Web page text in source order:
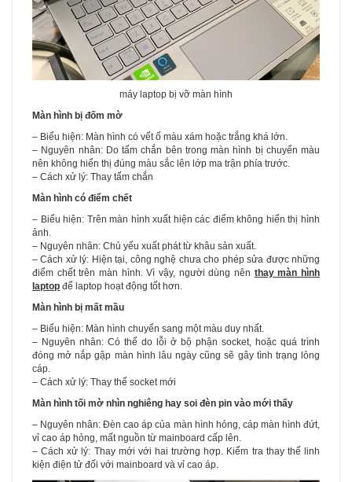
máy laptop bị vỡ màn hình
Màn hình bị đốm mờ
– Biểu hiện: Màn hình có vết ố màu xám hoặc trắng khá lớn.
– Nguyên nhân: Do tấm chắn bên trong màn hình bị chuyển màu
nên không hiển thị đúng màu sắc lên lớp ma trận phía trước.
– Cách xử lý: Thay tấm chắn
Màn hình có điểm chết
– Biểu hiện: Trên màn hình xuất hiện các điểm không hiển thị hình
ảnh.
– Nguyên nhân: Chủ yếu xuất phát từ khâu sản xuất.
– Cách xử lý: Hiện tại, công nghệ chưa cho phép sửa được những
điểm chết trên màn hình. Vì vậy, người dùng nên thay màn hình
laptop để laptop hoạt động tốt hơn.
Màn hình bị mất mầu
– Biểu hiện: Màn hình chuyển sang một màu duy nhất.
– Nguyên nhân: Có thể do lỗi ở bộ phận socket, hoặc quá trình
đóng mở nắp gập màn hình lâu ngày cũng sẽ gây tình trạng lỏng
cáp.
– Cách xử lý: Thay thế socket mới
Màn hình tối mờ nhìn nghiêng hay soi đèn pin vào mới thấy
– Nguyên nhân: Đèn cao áp của màn hình hỏng, cáp màn hình đứt,
vỉ cao áp hỏng, mất nguồn từ mainboard cấp lên.
– Cách xử lý: Thay mới với hai trường hợp. Kiểm tra thay thế linh
kiện điện tử đối với mainboard và vỉ cao áp.